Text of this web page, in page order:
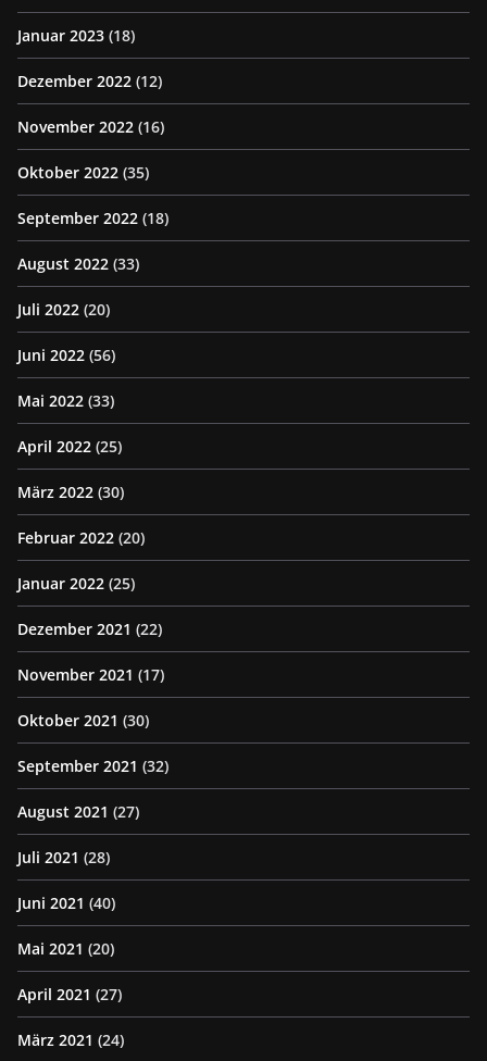
Januar 2023 (18)
Dezember 2022 (12)
November 2022 (16)
Oktober 2022 (35)
September 2022 (18)
August 2022 (33)
Juli 2022 (20)
Juni 2022 (56)
Mai 2022 (33)
April 2022 (25)
März 2022 (30)
Februar 2022 (20)
Januar 2022 (25)
Dezember 2021 (22)
November 2021 (17)
Oktober 2021 (30)
September 2021 (32)
August 2021 (27)
Juli 2021 (28)
Juni 2021 (40)
Mai 2021 (20)
April 2021 (27)
März 2021 (24)